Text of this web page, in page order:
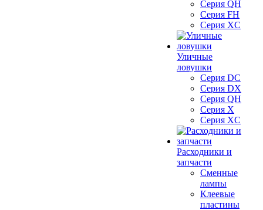
Серия QH
Серия FH
Серия XC
Уличные
ловушки
Серия DC
Серия DX
Серия QH
Серия X
Серия XC
Расходники и
запчасти
Сменные
лампы
Клеевые
пластины